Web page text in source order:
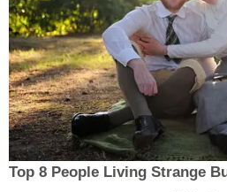
Top 8 People Living Strange